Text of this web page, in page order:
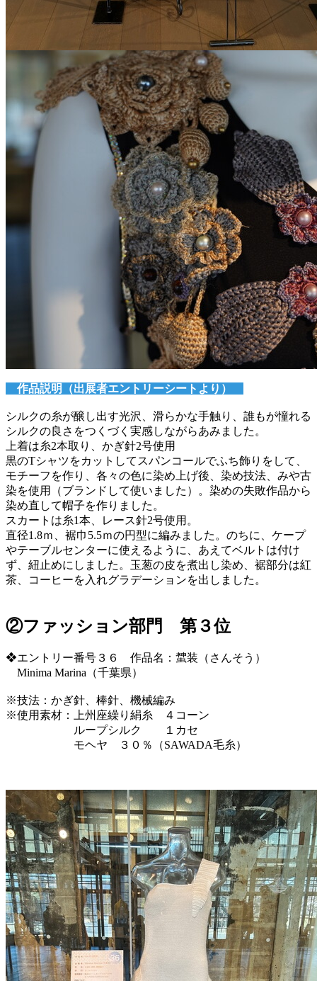
作品説明（出展者エントリーシートより）
シルクの糸が醸し出す光沢、滑らかな手触り、誰もが憧れる
シルクの良さをつくづく実感しながらあみました。
上着は糸2本取り、かぎ針2号使用
黒のTシャツをカットしてスパンコールでふち飾りをして、
モチーフを作り、各々の色に染め上げ後、染め技法、みや古
染を使用（ブランドして使いました）。染めの失敗作品から
染め直して帽子を作りました。
スカートは糸1本、レース針2号使用。
直径1.8ｍ、裾巾5.5ｍの円型に編みました。のちに、ケープ
やテーブルセンターに使えるように、あえてベルトは付け
ず、紐止めにしました。玉葱の皮を煮出し染め、裾部分は紅
茶、コーヒーを入れグラデーションを出しました。
②ファッション部門 第３位
❖エントリー番号３６ 作品名：䗝装（さんそう）
Minima Marina（千葉県）
※技法：かぎ針、棒針、機械編み
※使用素材：上州座繰り絹糸 ４コーン
ループシルク １カセ
モヘヤ ３０％（SAWADA毛糸）